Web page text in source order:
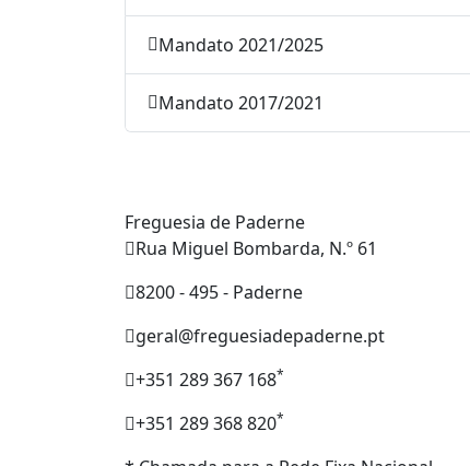
Mandato 2021/2025
Mandato 2017/2021
Freguesia de Paderne
Rua Miguel Bombarda, N.º 61
8200 - 495 - Paderne
geral@freguesiadepaderne.pt
+351 289 367 168*
+351 289 368 820*